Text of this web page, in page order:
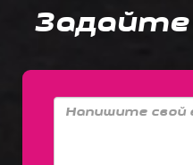
Задайте